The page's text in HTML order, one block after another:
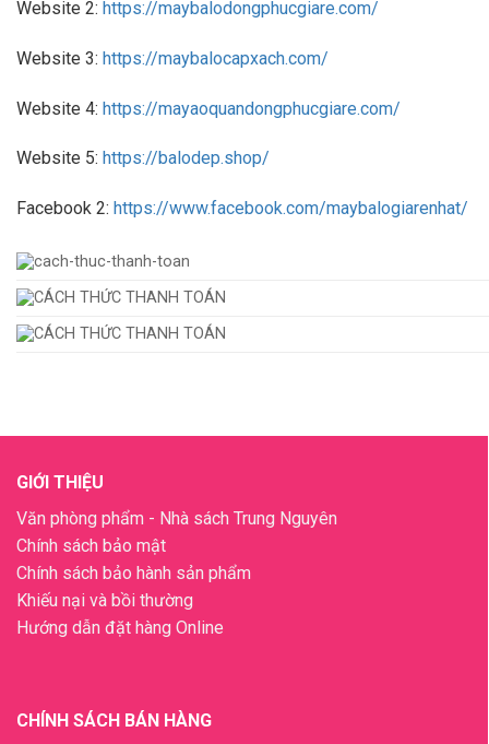
Website 2: https://maybalodongphucgiare.com/
Website 3: https://maybalocapxach.com/
Website 4: https://mayaoquandongphucgiare.com/
Website 5: https://balodep.shop/
Facebook 2: https://www.facebook.com/maybalogiarenhat/
GIỚI THIỆU
Văn phòng phẩm - Nhà sách Trung Nguyên
Chính sách bảo mật
Chính sách bảo hành sản phẩm
Khiếu nại và bồi thường
Hướng dẫn đặt hàng Online
CHÍNH SÁCH BÁN HÀNG